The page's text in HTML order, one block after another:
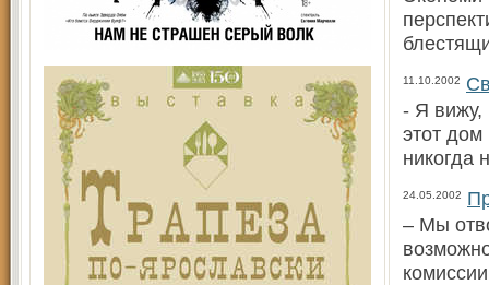
11.10.2002
- Я вижу,
этот
никогда
24.05.2002
– Мы